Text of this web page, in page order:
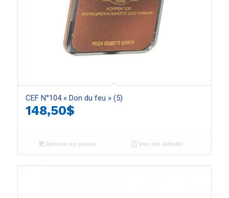
CEF N°104 « Don du feu » (5)
148,50$
Ajouter au panier Voir les détails